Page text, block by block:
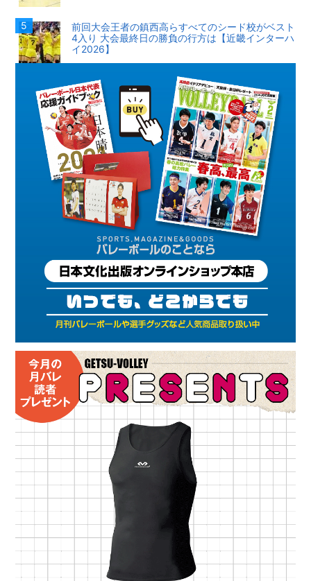
前回大会王者の鎮西高らすべてのシード校がベスト
4入り 大会最終日の勝負の行方は【近畿インターハ
イ2026】